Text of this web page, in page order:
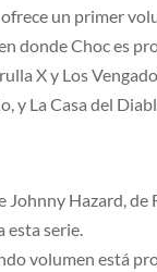
un primer
donde Choc es
X y Los
y La Casa del
Hazard, de
esta serie.
volumen está